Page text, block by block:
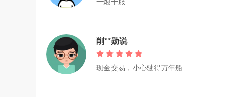
削**勋说
现金交易，小心驶得万年船